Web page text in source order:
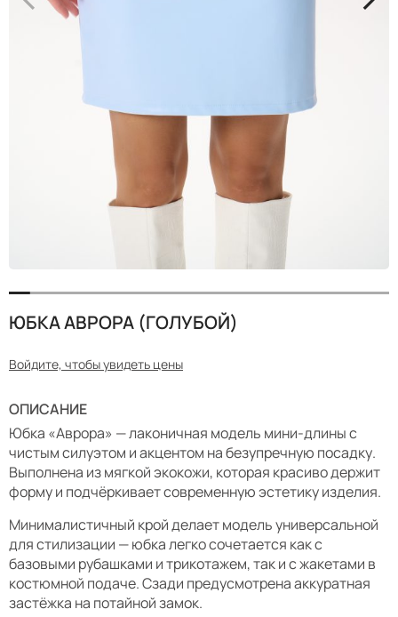
ЮБКА АВРОРА (ГОЛУБОЙ)
Войдите, чтобы увидеть цены
ОПИСАНИЕ
Юбка «Аврора» — лаконичная модель мини-длины с
чистым силуэтом и акцентом на безупречную посадку.
Выполнена из мягкой экокожи, которая красиво держит
форму и подчёркивает современную эстетику изделия.
Минималистичный крой делает модель универсальной
для стилизации — юбка легко сочетается как с
базовыми рубашками и трикотажем, так и с жакетами в
костюмной подаче. Сзади предусмотрена аккуратная
застёжка на потайной замок.